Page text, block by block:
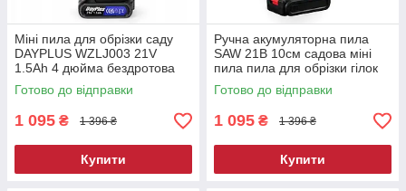
Міні пила для обрізки саду
DAYPLUS WZLJ003 21V
1.5Ah 4 дюйма бездротова
міні пила міні-пилка
акумуляторна
Готово до відправки
1 095 ₴ 1 396 ₴
Купити
Ручна акумуляторна пила
SAW 21В 10см садова міні
пила пила для обрізки гілок
Готово до відправки
1 095 ₴ 1 396 ₴
Купити